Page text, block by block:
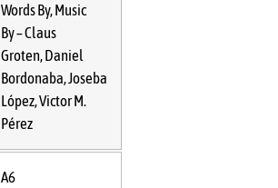
Words By, Music
By –Claus
Groten,Daniel
Bordonaba,Joseba
López,Victor M.
Pérez
A6